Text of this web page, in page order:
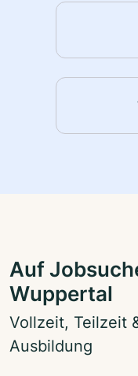
Auf
Wuppertal
Vollzeit, Teilzeit
Ausbildung